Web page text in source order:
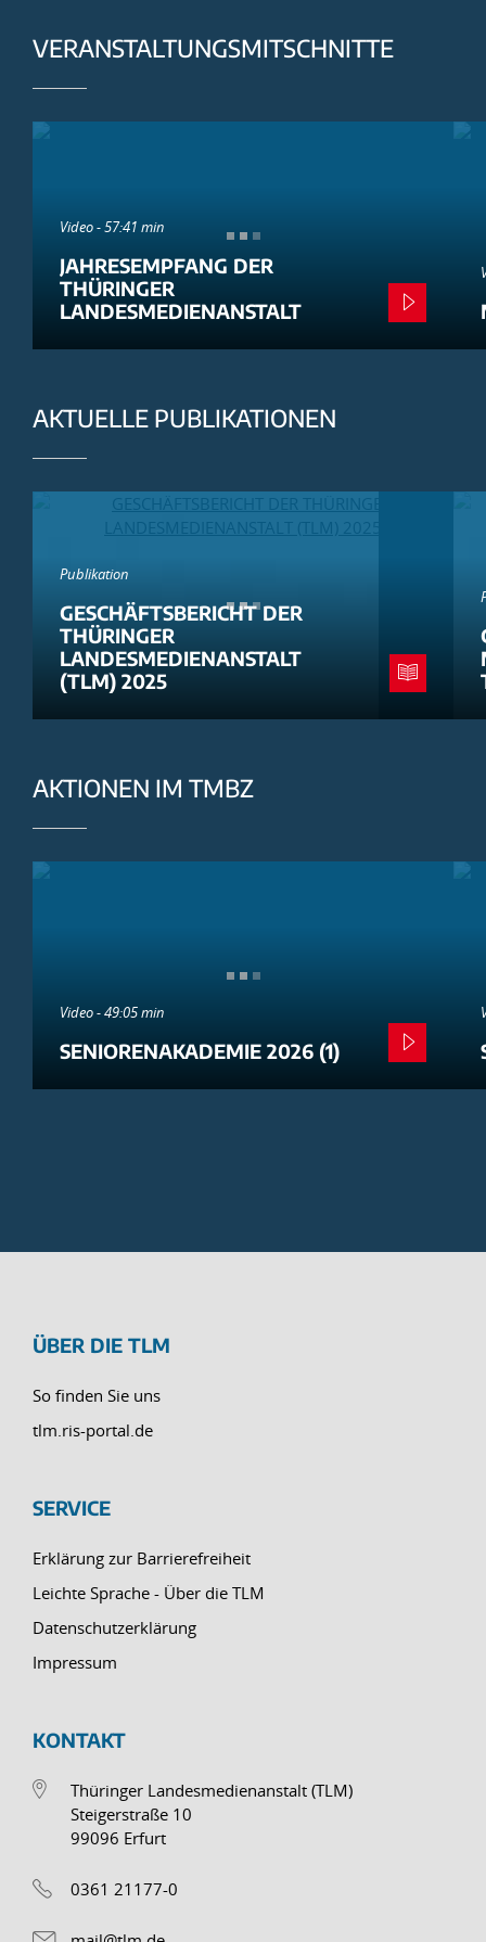
VERANSTALTUNGSMITSCHNITTE
Video - 57:41 min
JAHRESEMPFANG DER
THÜRINGER
LANDESMEDIENANSTALT
AKTUELLE PUBLIKATIONEN
Publikation
GESCHÄFTSBERICHT DER
THÜRINGER
LANDESMEDIENANSTALT
(TLM) 2025
AKTIONEN IM TMBZ
Video - 49:05 min
SENIORENAKADEMIE 2026 (1)
ÜBER DIE TLM
So finden Sie uns
tlm.ris-portal.de
SERVICE
Erklärung zur Barrierefreiheit
Leichte Sprache - Über die TLM
Datenschutzerklärung
Impressum
KONTAKT
Thüringer Landesmedienanstalt (TLM)
Steigerstraße 10
99096 Erfurt
0361 21177-0